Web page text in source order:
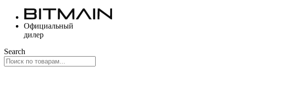
Перейти
содержимому
Официальный
дилер
Search